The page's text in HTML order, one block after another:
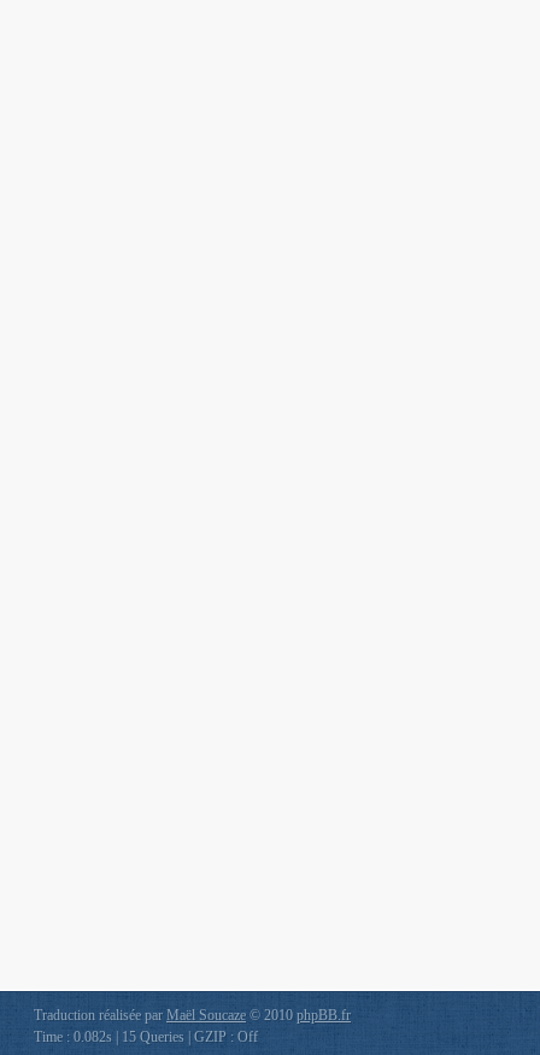
Traduction réalisée parMaël Soucaze© 2010 phpBB.fr
Time : 0.082s | 15 Queries | GZIP : Off